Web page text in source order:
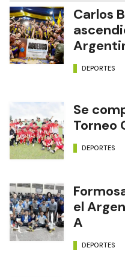
Carlos
DEPORTES
Se
Torneo
DEPORTES
el
A
DEPORTES